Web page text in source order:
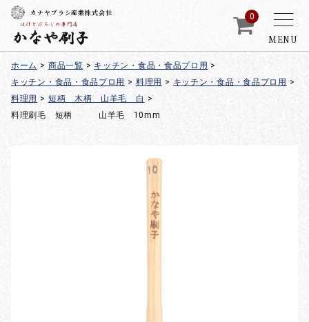
MENU
カナヤブラシ産業株式会社 0
ホーム > 商品一覧 > キッチン・食品・食品プロ用 >
キッチン・食品・食品プロ用 > 料理用 > キッチン・食品・食品プロ用 >
料理用 > 短柄 木柄 山羊毛 白 >
料理刷毛 短柄 山羊毛 10mm